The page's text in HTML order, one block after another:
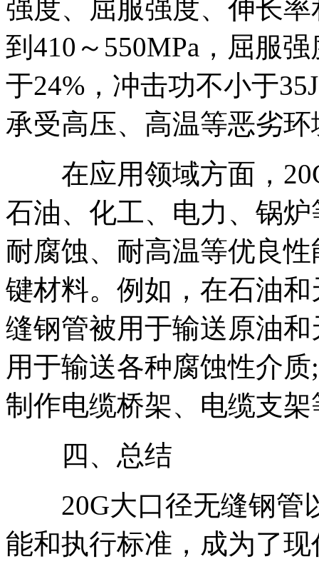
强度、屈服强度、伸长
到410～550MPa，屈服
于24%，冲击功不小于
承受高压、高温等恶劣
在应用领域方面，
石油、化工、电力、锅
耐腐蚀、耐高温等优良
键材料。例如，在石油
缝钢管被用于输送原油
用于输送各种腐蚀性介
制作电缆桥架、电缆支
四、总结
20G大口径无缝钢管
能和执行标准，成为了